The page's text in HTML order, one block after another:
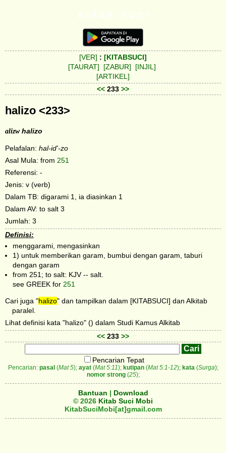
[VER] : [KITABSUCI]
[TAURAT]
[ZABUR]
[INJIL]
[ARTIKEL]
<< 233 >>
halizo <233>
alizwhalizo
Pelafalan: hal-id'-zo
Asal Mula: from 251
Referensi: -
Jenis: v (verb)
Dalam TB: digarami 1, ia diasinkan 1
Dalam AV: to salt 3
Jumlah: 3
Definisi:
menggarami, mengasinkan
1) untuk memberikan garam, bumbui dengan garam, taburi
dengan garam
from 251; to salt: KJV -- salt.
see GREEK for 251
Cari juga "halizo" dan tampilkan dalam [KITABSUCI] dan Alkitab
paralel.
Lihat definisi kata "halizo" () dalam Studi Kamus Alkitab
<< 233 >>
Pencarian Tepat
Pencarian: pasal (Mat 5); ayat(Mat 5:11); kutipan(Mat 5:1-12); kata(Surga);
nomor strong(25);
Bantuan | Download
© 2026 Kitab Suci Mobi
KitabSuciMobi[at]gmail.com